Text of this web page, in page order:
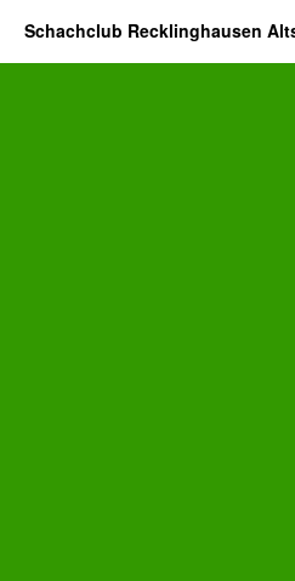
Schachclub Recklinghausen